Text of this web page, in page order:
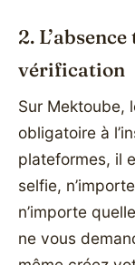
2.
vérification
Sur Mektoube,
obligatoire à
plateformes, il
selfie,
n’importe
ne vous